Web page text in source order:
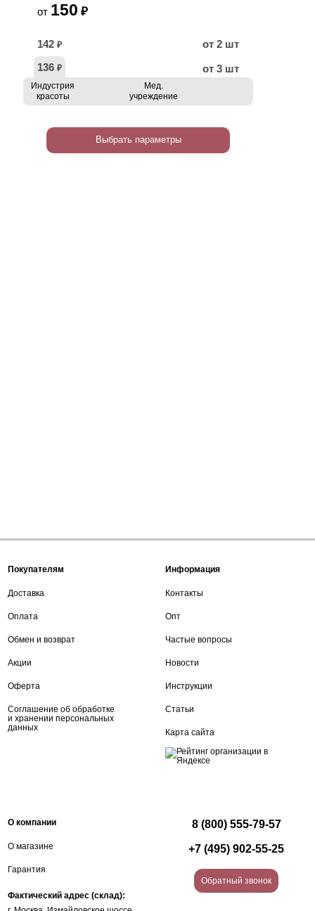
от 150 ₽
142 ₽
от 2 шт
136 ₽ от 3 шт
Индустрия
красоты
Мед.
учреждение
Выбрать параметры
Покупателям
Доставка
Оплата
Обмен и возврат
Акции
Оферта
Соглашение об обработке
и хранении персональных
данных
Информация
Контакты
Опт
Частые вопросы
Новости
Инструкции
Статьи
Карта сайта
О компании
О магазине
Гарантия
Фактический адрес (склад):
8 (800) 555-79-57
+7 (495) 902-55-25
Обратный звонок